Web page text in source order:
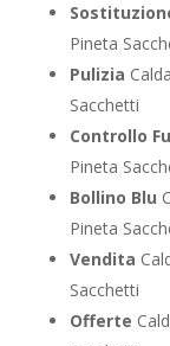
Pineta
Pulizia
Sacchetti
Controllo
Pineta
Bollino Blu
Pineta
Vendita
Sacchetti
Offerte